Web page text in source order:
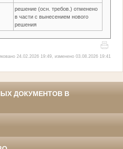
решение (осн. требов.) отменено
в части с вынесением нового
решения
24.02.2026 19:49, изменено 03.08.2026 19:41
ДОКУМЕНТОВ В